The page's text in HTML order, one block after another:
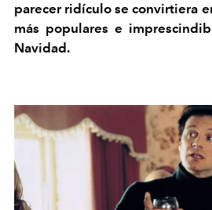
parecer ridículo se convirtiera
más populares e
Navidad.